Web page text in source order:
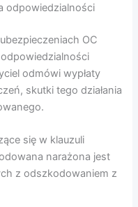
odpowiedzialności
OC
odmówi wypłaty
skutki tego działania
się w klauzuli
narażona jest
z odszkodowaniem z